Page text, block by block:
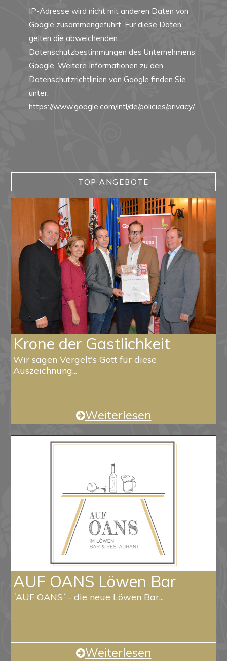
IP-Adresse wird nicht mit anderen Daten von
Google zusammengeführt. Für diese Daten
gelten die abweichenden
Datenschutzbestimmungen des Unternehmens
Google. Weitere Informationen zu den
Datenschutzrichtlinien von Google finden Sie
unter:
https://www.google.com/intl/de/policies/privacy/
TOP ANGEBOTE
Krone der Gastlichkeit
Wir sagen Vergelt's Gott für diese
Auszeichnung...
Weiterlesen
AUF OANS Löwen Bar
´AUF OANS´ - die neue Löwen Bar...
Weiterlesen